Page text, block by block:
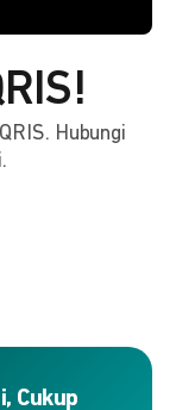
Hubungi
Cukup